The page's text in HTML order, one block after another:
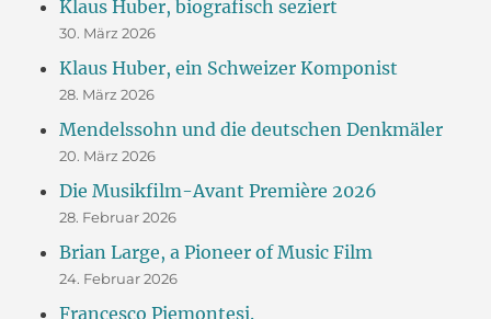
Welt
–
welche?
Klaus Huber, biografisch seziert
30. März 2026
Klaus Huber, ein Schweizer Komponist
28. März 2026
Mendelssohn und die deutschen Denkmäler
20. März 2026
Die Musikfilm-Avant Première 2026
28. Februar 2026
Brian Large, a Pioneer of Music Film
24. Februar 2026
Francesco Piemontesi.